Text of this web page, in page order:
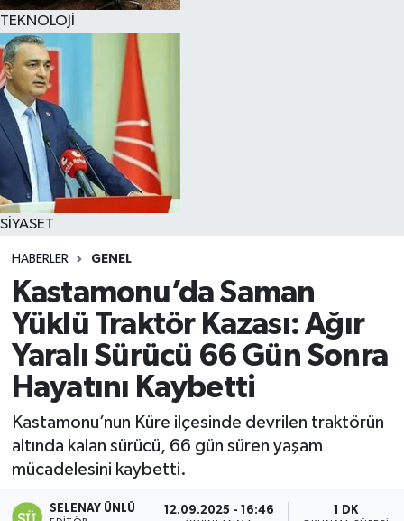
TEKNOLOJİ
SİYASET
HABERLER GENEL
Kastamonu’da Saman
Yüklü Traktör Kazası: Ağır
Yaralı Sürücü 66 Gün Sonra
Hayatını Kaybetti
Kastamonu’nun Küre ilçesinde devrilen traktörün
altında kalan sürücü, 66 gün süren yaşam
mücadelesini kaybetti.
SELENAY ÜNLÜ 12.09.2025 - 16:46 1 DK